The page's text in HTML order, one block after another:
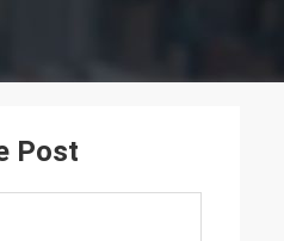
Post